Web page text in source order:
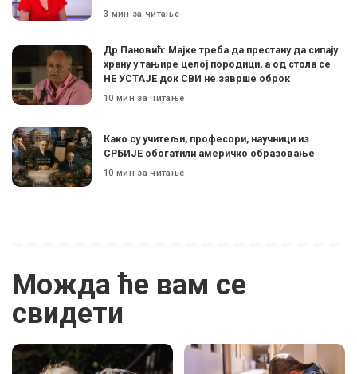
3 мин за читање
Др Пановић: Мајке треба да престану да сипају
храну у тањире целој породици, а од стола се
НЕ УСТАЈЕ док СВИ не заврше оброк
10 мин за читање
Како су учитељи, професори, научници из
СРБИЈЕ обогатили америчко образовање
10 мин за читање
Можда ће вам се
свидети